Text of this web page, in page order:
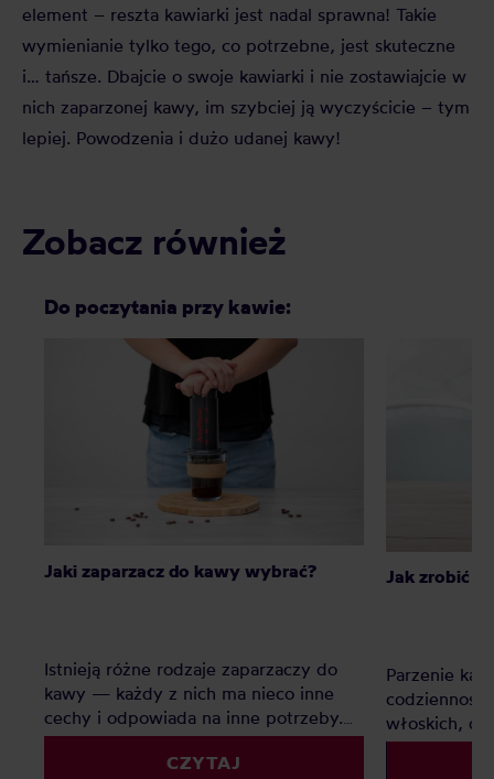
element – reszta kawiarki jest nadal sprawna! Takie
wymienianie tylko tego, co potrzebne, jest skuteczne
i… tańsze. Dbajcie o swoje kawiarki i nie zostawiajcie w
nich zaparzonej kawy, im szybciej ją wyczyścicie – tym
lepiej. Powodzenia i dużo udanej kawy!
Zobacz również
Do poczytania przy kawie:
Jaki zaparzacz do kawy wybrać?
Istnieją różne rodzaje zaparzaczy do
kawy — każdy z nich ma nieco inne
cechy i odpowiada na inne potrzeby.
Oto nasz subiektywny ranking
zaparzaczy do kawy.CZYTAJ
Jak zrobić
Parzenie
włoskich,
tym – oto